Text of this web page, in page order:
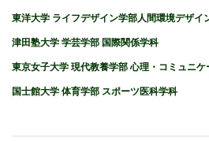
東洋大学 ライフデザイン学部人間環境デザイ
津田塾大学 学芸学部 国際関係学科
東京女子大学 現代教養学部 心理・コミュニケ
国士館大学 体育学部 スポーツ医科学科